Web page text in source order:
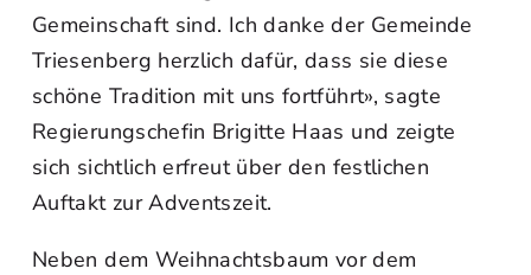
Gemeinschaft sind. Ich danke der Gemeinde
Triesenberg herzlich dafür, dass sie diese
schöne Tradition mit uns fortführt», sagte
Regierungschefin Brigitte Haas und zeigte
sich sichtlich erfreut über den festlichen
Auftakt zur Adventszeit.
Neben dem Weihnachtsbaum vor dem